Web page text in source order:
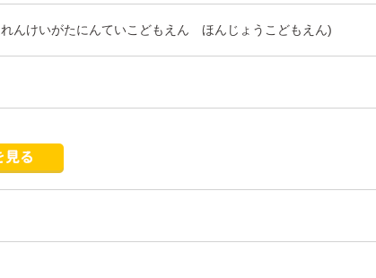
んけいがたにんていこどもえん ほんじょうこどもえん)